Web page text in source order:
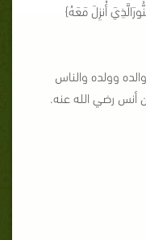
أُنزِلَ مَعَهُ}
وولده والناس